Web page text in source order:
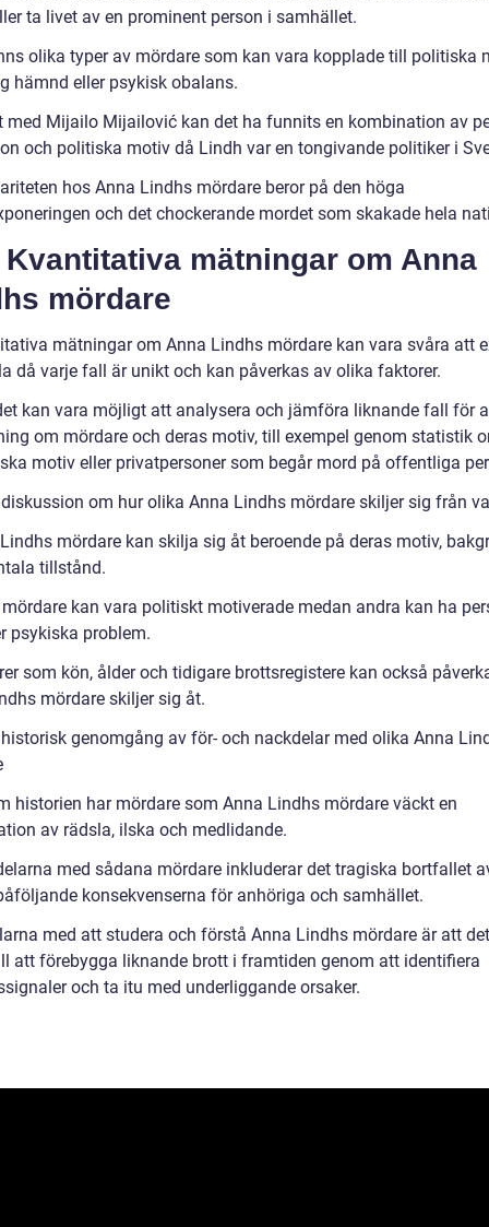
ta livet av en prominent person i samhället.
olika typer av mördare som kan vara kopplade till politiska
hämnd eller psykisk obalans.
med Mijailo Mijailović kan det ha funnits en kombination av
och politiska motiv då Lindh var en tongivande politiker i
hos Anna Lindhs mördare beror på den höga
och det chockerande mordet som skakade hela
Kvantitativa mätningar om Anna
mördare
mätningar om Anna Lindhs mördare kan vara svåra att
då varje fall är unikt och kan påverkas av olika faktorer.
kan vara möjligt att analysera och jämföra liknande fall för
om mördare och deras motiv, till exempel genom statistik
motiv eller privatpersoner som begår mord på offentliga
om hur olika Anna Lindhs mördare skiljer sig från
mördare kan skilja sig åt beroende på deras motiv,
tillstånd.
kan vara politiskt motiverade medan andra kan ha
psykiska problem.
som kön, ålder och tidigare brottsregistere kan också
mördare skiljer sig åt.
genomgång av för- och nackdelar med olika Anna
historien har mördare som Anna Lindhs mördare väckt en
av rädsla, ilska och medlidande.
med sådana mördare inkluderar det tragiska bortfallet
konsekvenserna för anhöriga och samhället.
med att studera och förstå Anna Lindhs mördare är att
att förebygga liknande brott i framtiden genom att identifiera
och ta itu med underliggande orsaker.